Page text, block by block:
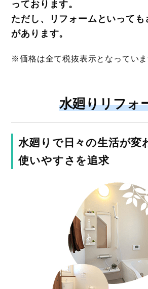
っております。
ただし、リフォームといっても
があります。
※価格は全て税抜表示となっていま
水廻りリフォ
水廻りで日々の生活が変
使いやすさを追求